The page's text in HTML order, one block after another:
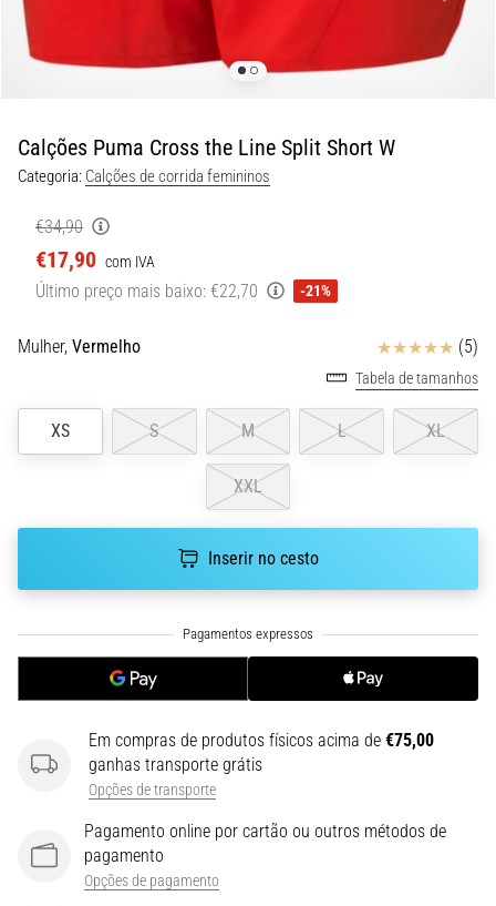
8 minutos lendo
Corrida
e
teste
beep:
que
são
são
Na
prática,
o
avalia
e
mudanças
direção.
Como
corretamente,
Calções Puma Cross the Line Split Short W
Categoria: Calções de corrida femininos
€34,90
€17,90 com IVA
Último preço mais baixo: €22,70 -21%
Mulher, Vermelho Avaliação (5)
Tabela de tamanhos
XS S M L XL
XXL
Inserir no cesto
Em compras de produtos físicos acima de €75,00
ganhas transporte grátis
Opções de transporte
Pagamento online por cartão ou outros métodos de
pagamento
Opções de pagamento